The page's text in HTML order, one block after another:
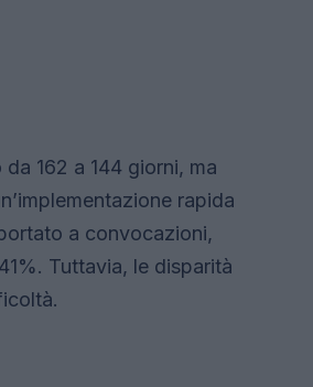
162 a 144 giorni, ma
rapida
a convocazioni,
Tuttavia, le disparità